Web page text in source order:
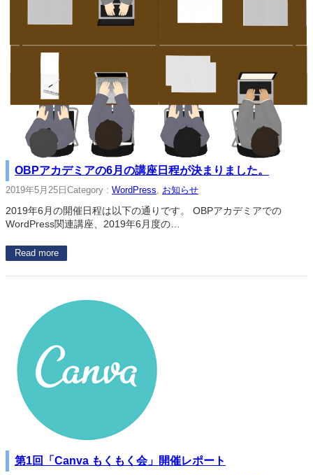
OBPアカデミアの6月の講座日程が決まりました。
2019年5月25日 Category : WordPress, お知らせ
2019年6月の開催日程は以下の通りです。 OBPアカデミアでの
WordPress関連講座、2019年6月度の…
Read more
第1回「Canva もくもく会」開催レポート